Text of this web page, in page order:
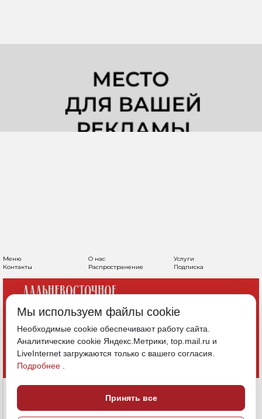
Меню О нас
Услуги
Контакты
Распространение Подписка
Мы используем файлы cookie
Необходимые cookie обеспечивают работу сайта.
Аналитические cookie Яндекс.Метрики, top.mail.ru и
LiveInternet загружаются только с вашего согласия.
Подробнее
Принять все